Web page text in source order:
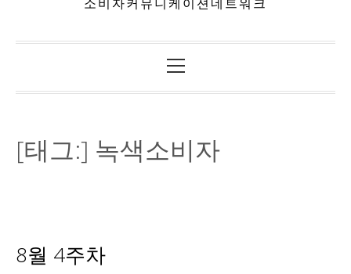
[태그:] 녹색소비자
8월 4주차